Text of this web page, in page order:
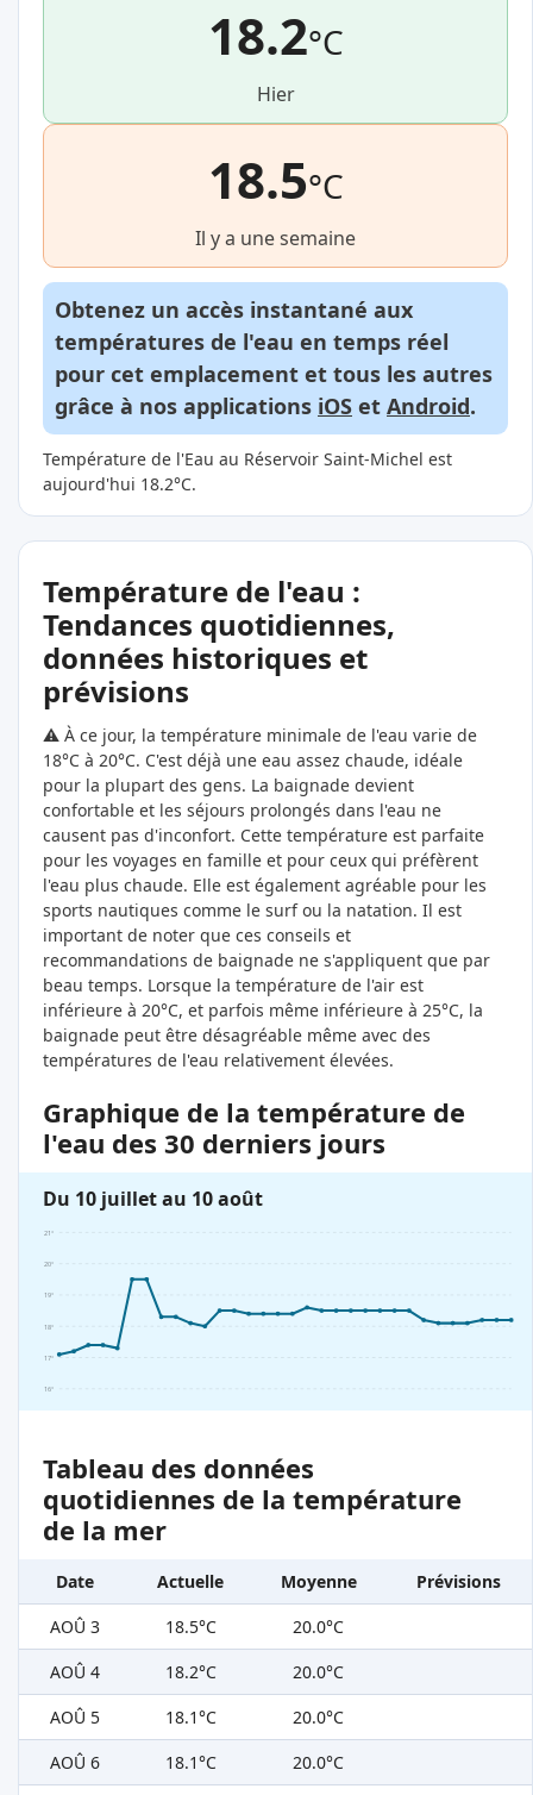
18.2°C
Hier
18.5°C
Il y a une semaine
Obtenez un accès instantané aux
températures de l'eau en temps réel
pour cet emplacement et tous les autres
grâce à nos applications iOS et Android.
Température de l'Eau au Réservoir Saint-Michel est
aujourd'hui 18.2°C.
Température de l'eau :
Tendances quotidiennes,
données historiques et
prévisions
⚠️ À ce jour, la température minimale de l'eau varie de
18°C à 20°C. C'est déjà une eau assez chaude, idéale
pour la plupart des gens. La baignade devient
confortable et les séjours prolongés dans l'eau ne
causent pas d'inconfort. Cette température est parfaite
pour les voyages en famille et pour ceux qui préfèrent
l'eau plus chaude. Elle est également agréable pour les
sports nautiques comme le surf ou la natation. Il est
important de noter que ces conseils et
recommandations de baignade ne s'appliquent que par
beau temps. Lorsque la température de l'air est
inférieure à 20°C, et parfois même inférieure à 25°C, la
baignade peut être désagréable même avec des
températures de l'eau relativement élevées.
Graphique de la température de
l'eau des 30 derniers jours
Du 10 juillet au 10 août
16°
17°
18°
19°
20°
21°
Tableau des données
quotidiennes de la température
de la mer
Date Actuelle Moyenne
Prévisions
AOÛ 3
18.5°C
20.0°C
AOÛ 4
18.2°C
20.0°C
AOÛ 5
18.1°C
20.0°C
AOÛ 6
18.1°C 20.0°C